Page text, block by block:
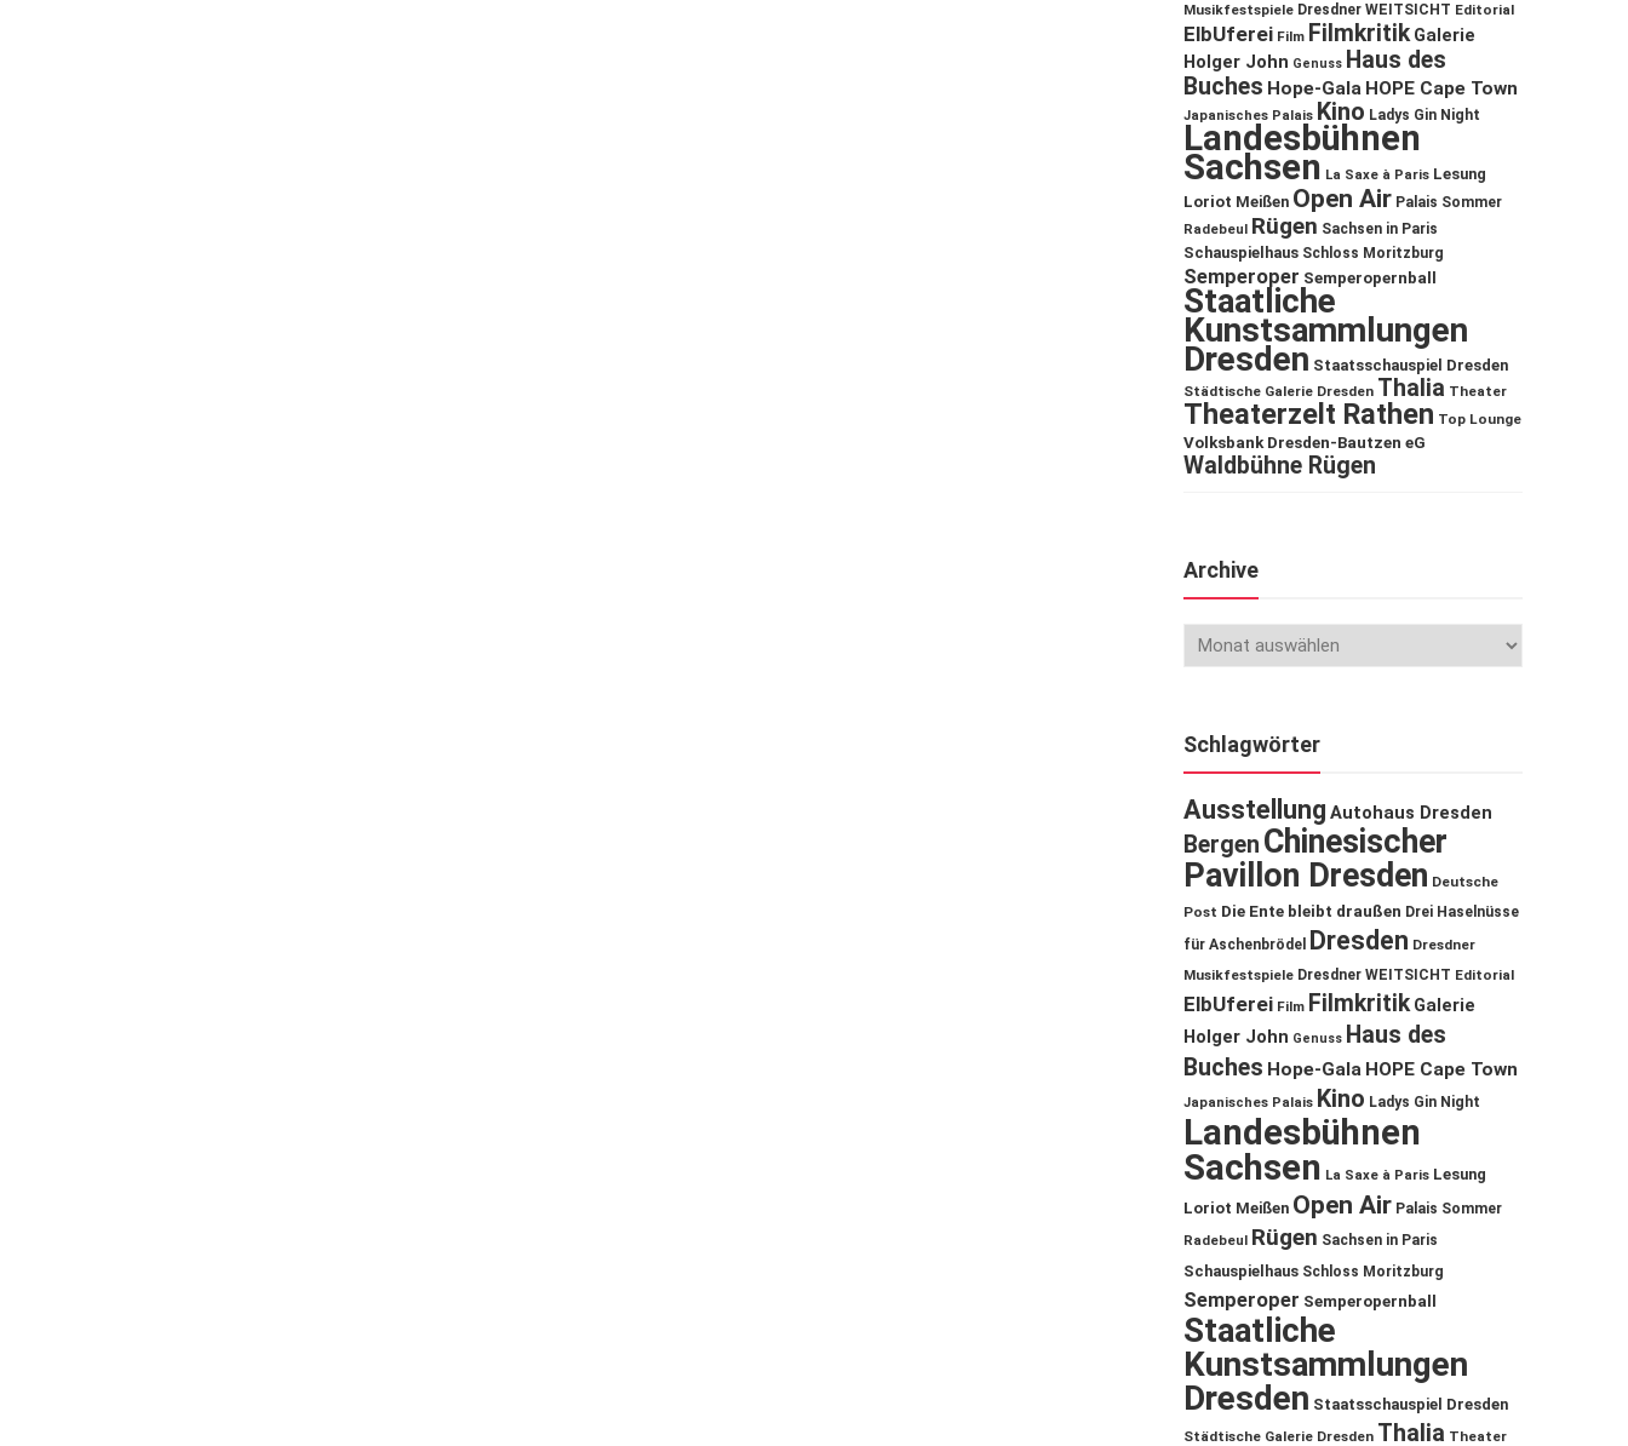
Musikfestspiele Dresdner WEITSICHT Editorial
ElbUferei Film Filmkritik Galerie
Holger John Genuss Haus des
Buches Hope-Gala HOPE Cape Town
Japanisches Palais Kino Ladys Gin Night
Landesbühnen
Sachsen La Saxe à Paris Lesung
Loriot Meißen Open Air Palais Sommer
Radebeul Rügen Sachsen in Paris
Schauspielhaus Schloss Moritzburg
Semperoper Semperopernball
Staatliche
Kunstsammlungen
Dresden Staatsschauspiel Dresden
Städtische Galerie Dresden Thalia Theater
Theaterzelt Rathen Top Lounge
Volksbank Dresden-Bautzen eG
Waldbühne Rügen
Archive
Schlagwörter
Ausstellung Autohaus Dresden
Bergen Chinesischer
Pavillon Dresden Deutsche
Post Die Ente bleibt draußen Drei Haselnüsse
für Aschenbrödel
Dresden Dresdner
Musikfestspiele Dresdner WEITSICHT Editorial
ElbUferei Film Filmkritik Galerie
Holger John Genuss Haus des
Buches Hope-Gala HOPE Cape Town
Japanisches Palais Kino Ladys Gin Night
Landesbühnen
Sachsen La Saxe à Paris Lesung
Loriot Meißen Open Air Palais Sommer
Radebeul Rügen Sachsen in Paris
Schauspielhaus Schloss Moritzburg
Semperoper Semperopernball
Staatliche
Kunstsammlungen
Dresden Staatsschauspiel Dresden
Städtische Galerie Dresden Thalia Theater